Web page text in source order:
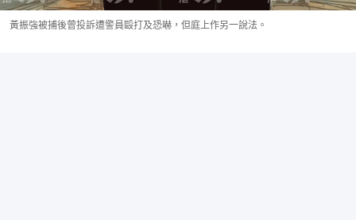
黃振強被捕後曾投訴遭警員毆打及恐嚇，但庭上作另一說法。